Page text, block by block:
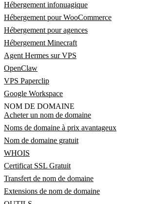
Hébergement infonuagique
Hébergement pour WooCommerce
Hébergement pour agences
Hébergement Minecraft
Agent Hermes sur VPS
OpenClaw
VPS Paperclip
Google Workspace
NOM DE DOMAINE
Acheter un nom de domaine
Noms de domaine à prix avantageux
Nom de domaine gratuit
WHOIS
Certificat SSL Gratuit
Transfert de nom de domaine
Extensions de nom de domaine